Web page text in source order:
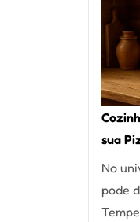
sua
No
pode